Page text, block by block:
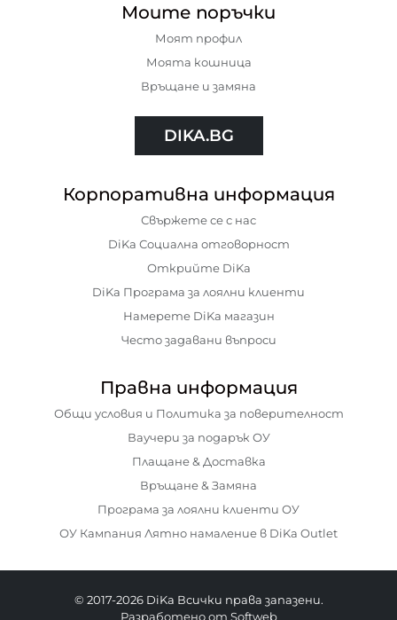
Моите поръчки
Моят профил
Моята кошница
Връщане и замяна
DIKA.BG
Корпоративна информация
Свържете се с нас
DiKa Социална отговорност
Открийте DiKa
DiKa Програма за лоялни клиенти
Намерете DiKa магазин
Често задавани въпроси
Правна информация
Общи условия и Политика за поверителност
Ваучери за подарък ОУ
Плащане & Доставка
Връщане & Замяна
Програма за лоялни клиенти ОУ
ОУ Кампания Лятно намаление в DiKa Outlet
© 2017-2026 DiKa Всички права запазени.
Разработено от Softweb